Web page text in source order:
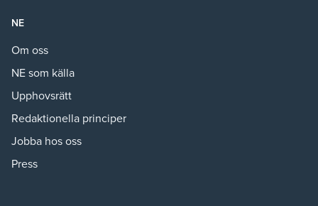
NE
Om oss
NE som källa
Upphovsrätt
Redaktionella principer
Jobba hos oss
Press